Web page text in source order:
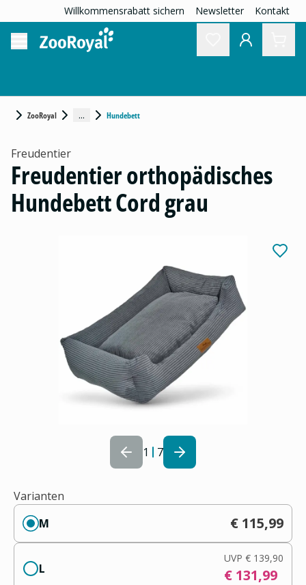
Willkommensrabatt sichern Newsletter Kontakt
ZooRoyal ... Hundebett
1 7
Freudentier
Freudentier orthopädisches
Hundebett Cord grau
Varianten
M
€ 115,99
L
UVP € 139,90
€ 131,99